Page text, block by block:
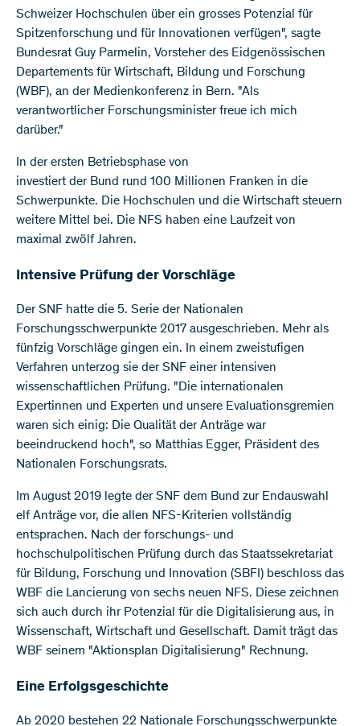
Schweizer Hochschulen über ein grosses Potenzial für
Spitzenforschung und für Innovationen verfügen", sagte
Bundesrat Guy Parmelin, Vorsteher des Eidgenössischen
Departements für Wirtschaft, Bildung und Forschung
(WBF), an der Medienkonferenz in Bern. "Als
verantwortlicher Forschungsminister freue ich mich
darüber."
In der ersten Betriebsphase von
investiert der Bund rund 100 Millionen Franken in die
Schwerpunkte. Die Hochschulen und die Wirtschaft steuern
weitere Mittel bei. Die NFS haben eine Laufzeit von
maximal zwölf Jahren.
Intensive Prüfung der Vorschläge
Der SNF hatte die 5. Serie der Nationalen
Forschungsschwerpunkte 2017 ausgeschrieben. Mehr als
fünfzig Vorschläge gingen ein. In einem zweistufigen
Verfahren unterzog sie der SNF einer intensiven
wissenschaftlichen Prüfung. "Die internationalen
Expertinnen und Experten und unsere Evaluationsgremien
waren sich einig: Die Qualität der Anträge war
beeindruckend hoch", so Matthias Egger, Präsident des
Nationalen Forschungsrats.
Im August 2019 legte der SNF dem Bund zur Endauswahl
elf Anträge vor, die allen NFS-Kriterien vollständig
entsprachen. Nach der forschungs- und
hochschulpolitischen Prüfung durch das Staatssekretariat
für Bildung, Forschung und Innovation (SBFI) beschloss das
WBF die Lancierung von sechs neuen NFS. Diese zeichnen
sich auch durch ihr Potenzial für die Digitalisierung aus, in
Wissenschaft, Wirtschaft und Gesellschaft. Damit trägt das
WBF seinem "Aktionsplan Digitalisierung" Rechnung.
Eine Erfolgsgeschichte
Ab 2020 bestehen 22 Nationale Forschungsschwerpunkte